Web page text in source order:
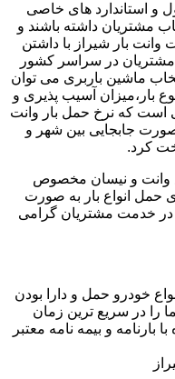
و استاندارد های خاصی
مشتریان داشته باشند و
بار شیراز با داشتن
در سراسر کشور
ماشین باربری می توان
بار،میزان آسیب پذیری و
است که نرخ حمل بار وانت
جابجایی بین شهر و
کرد.
وانت و نیسان مخصوص
حمل انواع بار به صورت
در خدمت مشتریان گرامی
خودرو حمل و دارا بودن
را در سریع ترین زمان
بارنامه و بیمه نامه معتبر